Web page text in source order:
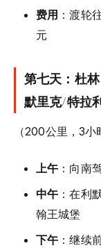
费用 ：渡轮
元
第七天：杜
默里克/特拉
（200公里，3小
上午 ：向南
中午 ：在利
翰王城堡
下午 ：继续